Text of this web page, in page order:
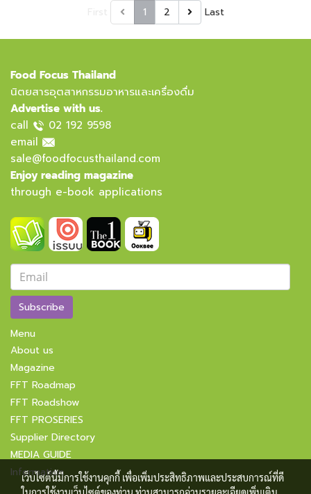
1 2 Last
Food Focus Thailand
นิตยสารอุตสาหกรรมอาหารและเครื่องดื่ม
Advertise with us.
call
02 192 9598
email
sale@foodfocusthailand.com
Enjoy reading magazine
through e-book applications
Subscribe
Menu
About us
Magazine
FFT Roadmap
FFT Roadshow
FFT PROSERIES
Supplier Directory
MEDIA GUIDE
Information
เว็บไซต์นี้มีการใช้งานคุกกี้ เพื่อเพิ่มประสิทธิภาพและประสบการณ์ที่ดี